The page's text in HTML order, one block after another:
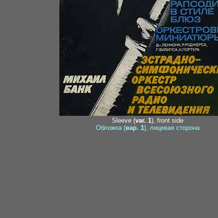
Sleeve (var. 1), front side
Обложка (вар. 1), лицевая сторона